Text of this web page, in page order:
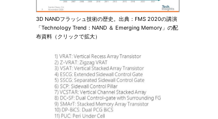
3D NANDフラッシュ技術の歴史。出典：FMS 2020の講演
「Technology Trend：NAND ＆ Emerging Memory」の配
布資料（クリックで拡大）